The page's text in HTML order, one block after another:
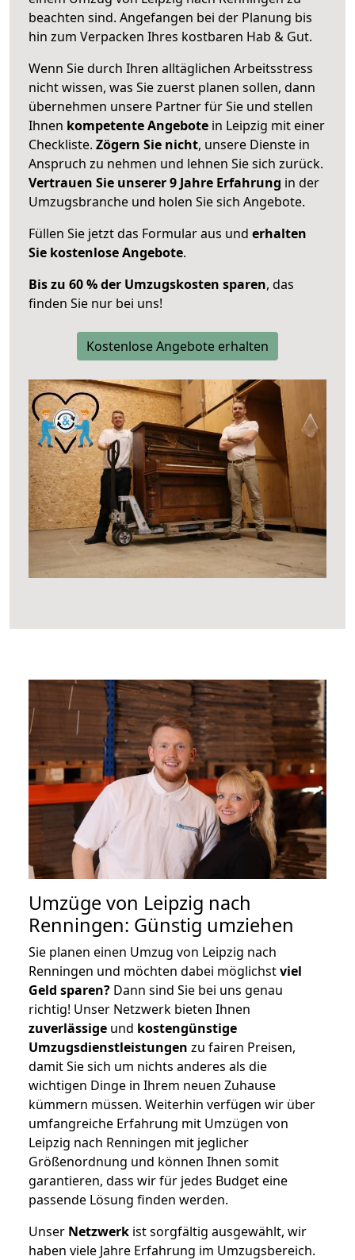
beachten sind. Angefangen bei der Planung bis
hin zum Verpacken Ihres kostbaren Hab & Gut.
Wenn Sie durch Ihren alltäglichen Arbeitsstress
nicht wissen, was Sie zuerst planen sollen, dann
übernehmen unsere Partner für Sie und stellen
Ihnen kompetente Angebote in Leipzig mit einer
Checkliste. Zögern Sie nicht, unsere Dienste in
Anspruch zu nehmen und lehnen Sie sich zurück.
Vertrauen Sie unserer 9 Jahre Erfahrung in der
Umzugsbranche und holen Sie sich Angebote.
Füllen Sie jetzt das Formular aus und erhalten
Sie kostenlose Angebote.
Bis zu 60 % der Umzugskosten sparen, das
finden Sie nur bei uns!
Kostenlose Angebote erhalten
Umzüge von Leipzig nach
Renningen: Günstig umziehen
Sie planen einen Umzug von Leipzig nach
Renningen und möchten dabei möglichstviel
Geld sparen? Dann sind Sie bei uns genau
richtig! Unser Netzwerk bieten Ihnen
zuverlässige und kostengünstige
Umzugsdienstleistungen zu fairen Preisen,
damit Sie sich um nichts anderes als die
wichtigen Dinge in Ihrem neuen Zuhause
kümmern müssen. Weiterhin verfügen wir über
umfangreiche Erfahrung mit Umzügen von
Leipzig nach Renningen mit jeglicher
Größenordnung und können Ihnen somit
garantieren, dass wir für jedes Budget eine
passende Lösung finden werden.
Unser Netzwerk ist sorgfältig ausgewählt, wir
haben viele Jahre Erfahrung im Umzugsbereich.